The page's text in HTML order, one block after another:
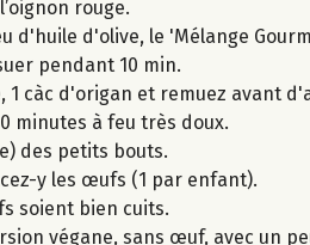
rouge.
d'huile d'olive, le 'Mélange
pendant 10 min.
1 càc d'origan et remuez avant
minutes à feu très doux.
des petits bouts.
y les œufs (1 par enfant).
soient bien cuits.
végane, sans œuf, avec un